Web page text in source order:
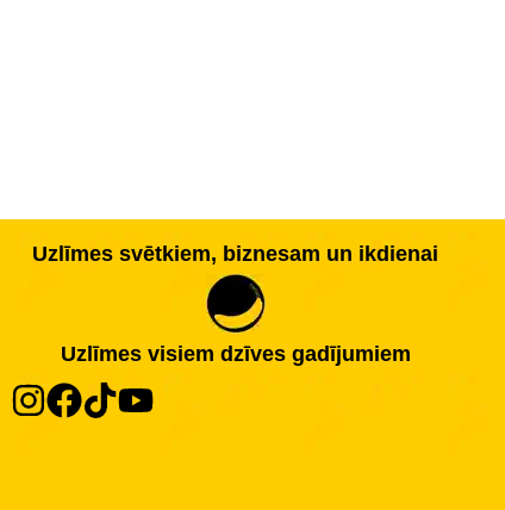
Uzlīmes svētkiem, biznesam un ikdienai
Uzlīmes visiem dzīves gadījumiem